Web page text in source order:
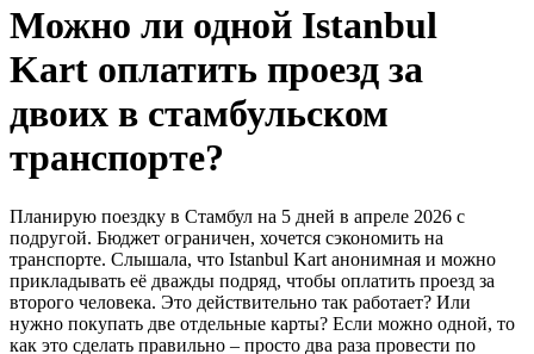
Можно ли одной Istanbul
Kart оплатить проезд за
двоих в стамбульском
транспорте?
Планирую поездку в Стамбул на 5 дней в апреле 2026 с
подругой. Бюджет ограничен, хочется сэкономить на
транспорте. Слышала, что Istanbul Kart анонимная и можно
прикладывать её дважды подряд, чтобы оплатить проезд за
второго человека. Это действительно так работает? Или
нужно покупать две отдельные карты? Если можно одной, то
как это сделать правильно – просто два раза провести по